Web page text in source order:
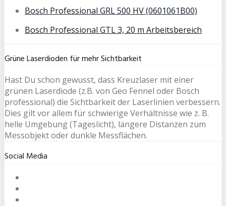
Bosch Professional GRL 500 HV (0601061B00)
Bosch Professional GTL 3, 20 m Arbeitsbereich
Grüne Laserdioden für mehr Sichtbarkeit
Hast Du schon gewusst, dass Kreuzlaser mit einer
grünen Laserdiode (z.B. von Geo Fennel oder Bosch
professional) die Sichtbarkeit der Laserlinien verbessern.
Dies gilt vor allem für schwierige Verhältnisse wie z. B.
helle Umgebung (Tageslicht), längere Distanzen zum
Messobjekt oder dunkle Messflächen.
Social Media